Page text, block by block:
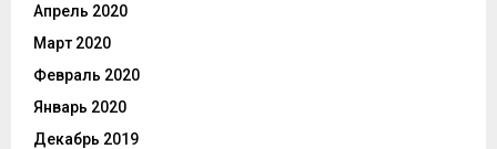
Апрель 2020
Март 2020
Февраль 2020
Январь 2020
Декабрь 2019